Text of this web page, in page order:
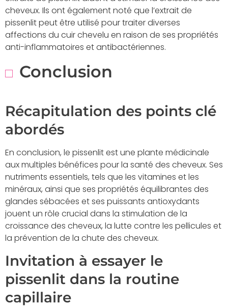
cheveux. Ils ont également noté que l’extrait de
pissenlit peut être utilisé pour traiter diverses
affections du cuir chevelu en raison de ses propriétés
anti-inflammatoires et antibactériennes.
Conclusion
Récapitulation des points clé
abordés
En conclusion, le pissenlit est une plante médicinale
aux multiples bénéfices pour la santé des cheveux. Ses
nutriments essentiels, tels que les vitamines et les
minéraux, ainsi que ses propriétés équilibrantes des
glandes sébacées et ses puissants antioxydants
jouent un rôle crucial dans la stimulation de la
croissance des cheveux, la lutte contre les pellicules et
la prévention de la chute des cheveux.
Invitation à essayer le
pissenlit dans la routine
capillaire